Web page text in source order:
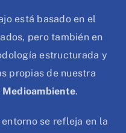
está basado en el
pero también en
estructurada y
propias de nuestra
Medioambiente.
se refleja en la